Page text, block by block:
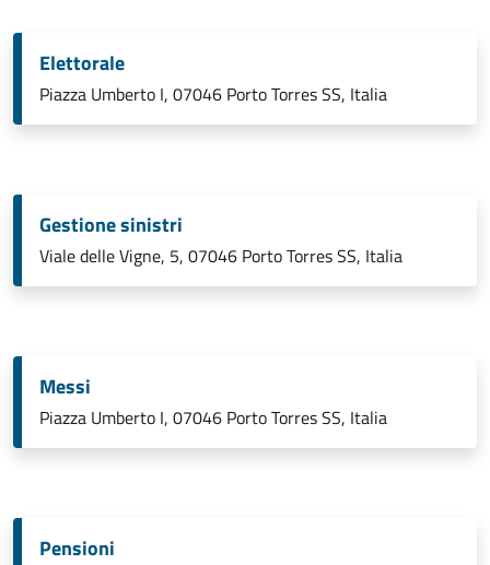
Elettorale
Piazza Umberto I, 07046 Porto Torres SS, Italia
Gestione sinistri
Viale delle Vigne, 5, 07046 Porto Torres SS, Italia
Messi
Piazza Umberto I, 07046 Porto Torres SS, Italia
Pensioni